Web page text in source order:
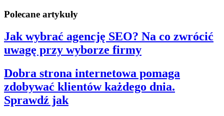
Polecane artykuły
Jak wybrać agencję SEO? Na co zwrócić
uwagę przy wyborze firmy
Dobra strona internetowa pomaga
zdobywać klientów każdego dnia.
Sprawdź jak